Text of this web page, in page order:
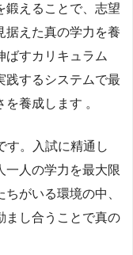
鍛えることで、志望
据えた真の学力を養
ばすカリキュラム
践するシステムで最
養成します 。
す。入試に精通し
一人の学力を最大限
がいる環境の中、
まし合うことで真の